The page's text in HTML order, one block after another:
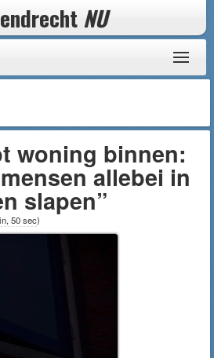
NU
woning binnen:
allebei in
slapen”
50 sec)